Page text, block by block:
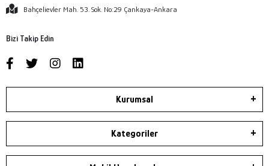
Bahçelievler Mah. 53. Sok. No:29 Çankaya-Ankara
Bizi Takip Edin
Kurumsal
Kategoriler